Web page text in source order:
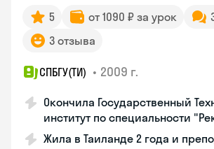
5 от 1090 ₽ за урок
3 отзыва
СПБГУ(ТИ) • 2009 г.
Окончила Государственный
институт по специальности
Жила в Таиланде 2 года и